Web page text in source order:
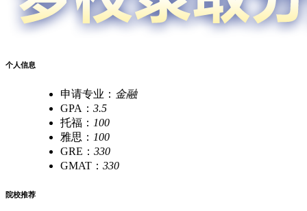
个人信息
申请专业： 金融
GPA： 3.5
托福： 100
雅思： 100
GRE： 330
GMAT： 330
院校推荐